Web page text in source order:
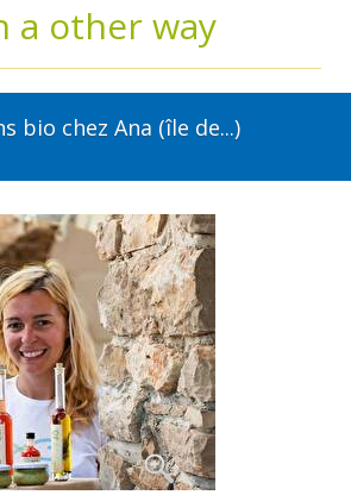
a other way
bio chez Ana (île de...)